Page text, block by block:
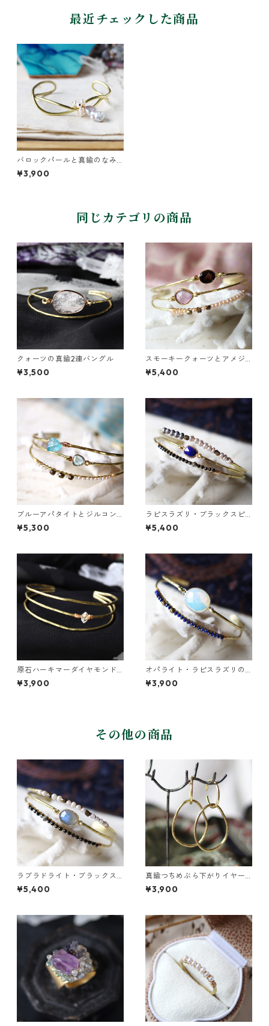
最近チェックした商品
バロックパールと真鍮のなみ
なみバングル
¥3,900
同じカテゴリの商品
クォーツの真鍮2連バングル
¥3,500
スモーキークォーツとアメジ
ストの真鍮3連バングル
¥5,400
ブルーアパタイトとジルコン
の真鍮3連バングル
¥5,300
ラピスラズリ・ブラックスピ
ネル・パールの3連バングル
¥5,400
原石ハーキマーダイヤモンド
の真鍮3連バングル
¥3,900
オパライト・ラピスラズリの2
連バングル
¥3,900
その他の商品
ラブラドライト・ブラックス
ピネル・パールの3連バングル
¥5,400
真鍮つちめぶら下がりイヤー
カフ
¥3,900